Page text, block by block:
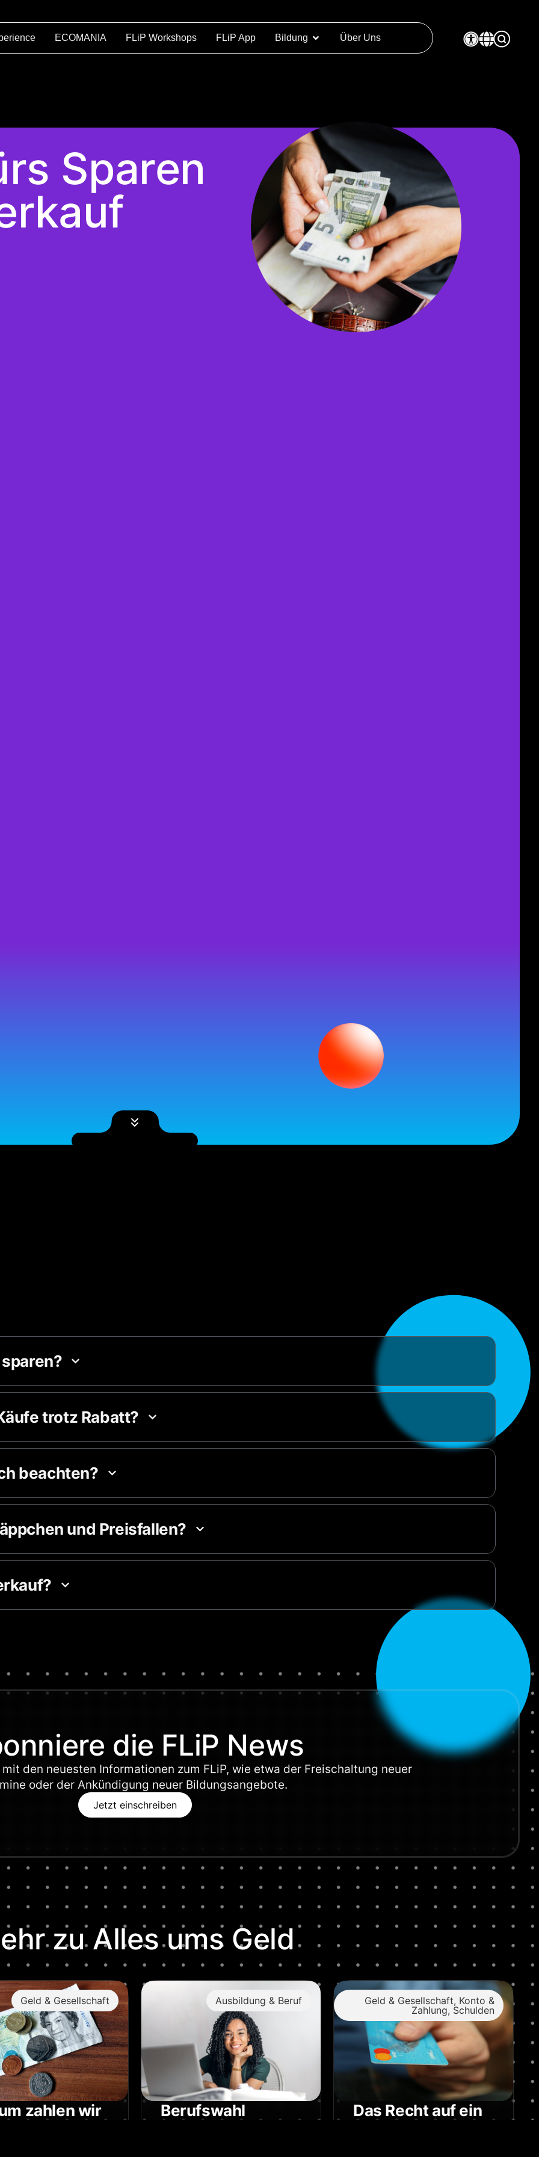
ECOMANIA FLiP Workshops FLiP App Bildung Über Uns
Sparen
trotz Rabatt?
beachten?
und Preisfallen?
die FLiP News
den neuesten Informationen zum FLiP, wie etwa der Freischaltung neuer
oder der Ankündigung neuer Bildungsangebote.
Jetzt einschreiben
zuAlles ums Geld
Geld & Gesellschaft
zahlen wir
Ausbildung & Beruf
Berufswahl
Geld & Gesellschaft, Konto &
Zahlung, Schulden
Das Recht auf ein